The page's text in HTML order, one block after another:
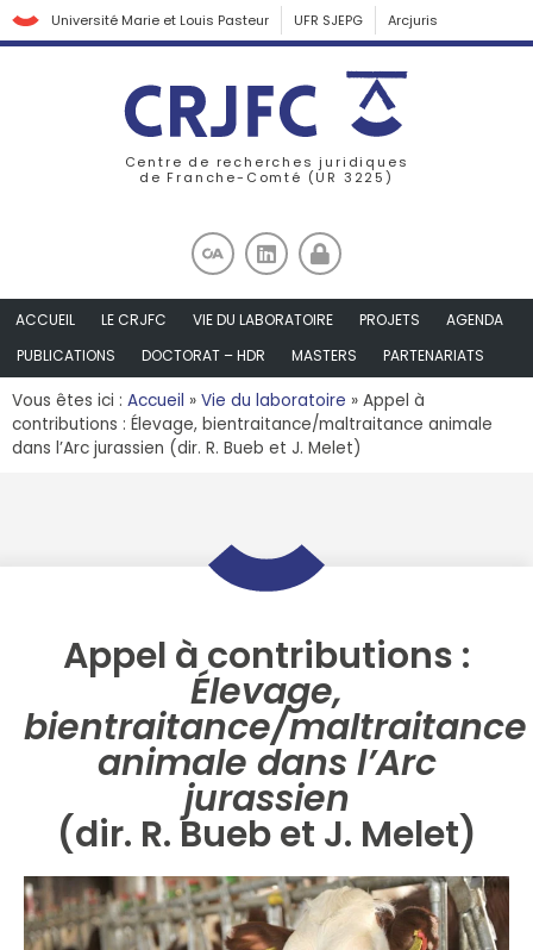
Université Marie et Louis Pasteur UFR SJEPG Arcjuris
Centre de recherches juridiques
de Franche-Comté (UR 3225)
ACCUEIL LE CRJFC VIE DU LABORATOIRE PROJETS
AGENDA
PUBLICATIONS
DOCTORAT – HDR MASTERS PARTENARIATS
Vous êtes ici : Accueil » Vie du laboratoire » Appel à
contributions : Élevage, bientraitance/maltraitance animale
dans l’Arc jurassien (dir. R. Bueb et J. Melet)
Appel à contributions :
Élevage,
bientraitance/maltraitance
animale dans l’Arc
jurassien
(dir. R. Bueb et J. Melet)